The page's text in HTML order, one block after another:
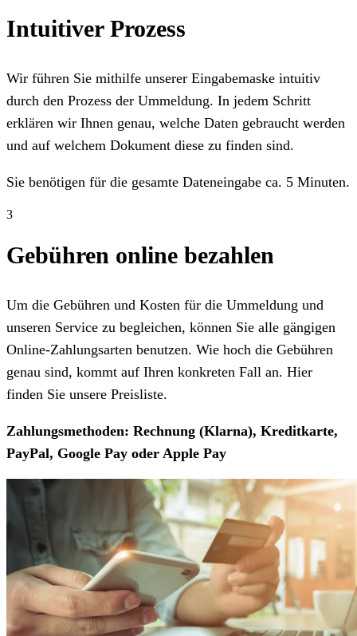
Intuitiver Prozess
Wir führen Sie mithilfe unserer Eingabemaske intuitiv
durch den Prozess der Ummeldung. In jedem Schritt
erklären wir Ihnen genau, welche Daten gebraucht werden
und auf welchem Dokument diese zu finden sind.
Sie benötigen für die gesamte Dateneingabe ca. 5 Minuten.
3
Gebühren online bezahlen
Um die Gebühren und Kosten für die Ummeldung und
unseren Service zu begleichen, können Sie alle gängigen
Online-Zahlungsarten benutzen. Wie hoch die Gebühren
genau sind, kommt auf Ihren konkreten Fall an. Hier
finden Sie unsere Preisliste.
Zahlungsmethoden: Rechnung (Klarna), Kreditkarte,
PayPal, Google Pay oder Apple Pay